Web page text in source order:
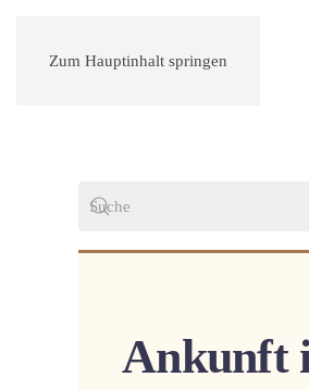
Zum Hauptinhalt springen
Ankunft